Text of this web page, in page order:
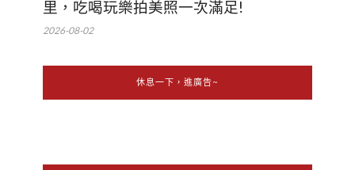
里，吃喝玩樂拍美照一次滿足!
2026-08-02
休息一下，進廣告~